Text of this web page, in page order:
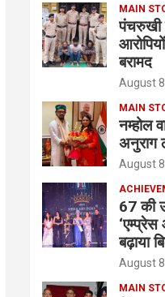
MAIN
पंचरुखी
बरामद
August
MAIN
नम्होल
अनुराग
August
67 की
बढ़ाया
August
MAIN